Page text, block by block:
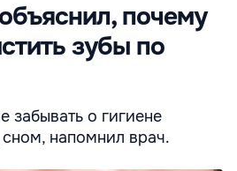
почему
зубы по
забывать о гигиене
напомнил врач.